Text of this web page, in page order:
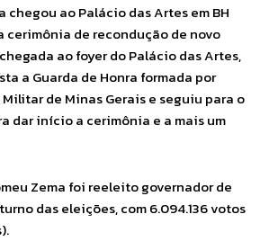
chegou ao Palácio das Artes em BH
de recondução de novo
ao foyer do Palácio das Artes,
a Guarda de Honra formada por
de Minas Gerais e seguiu para o
dar início a cerimônia e a mais um
Zema foi reeleito governador de
das eleições, com 6.094.136 votos